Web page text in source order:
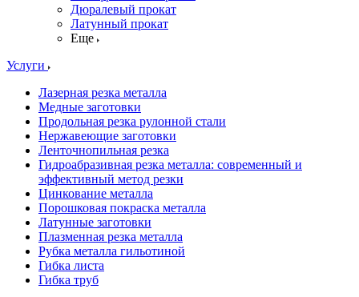
Дюралевый прокат
Латунный прокат
Еще
Услуги
Лазерная резка металла
Медные заготовки
Продольная резка рулонной стали
Нержавеющие заготовки
Ленточнопильная резка
Гидроабразивная резка металла: современный и
эффективный метод резки
Цинкование металла
Порошковая покраска металла
Латунные заготовки
Плазменная резка металла
Рубка металла гильотиной
Гибка листа
Гибка труб